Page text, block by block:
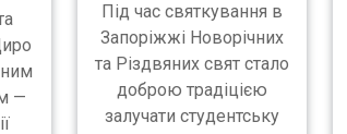
—
Під час святкування в
Запоріжжі Новорічних
та Різдвяних свят стало
доброю традіцією
залучати студентську